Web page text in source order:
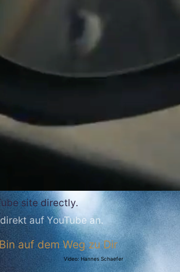
site directly.
auf YouTube an.
auf dem Weg zu Dir
Video: Hannes Schaefer